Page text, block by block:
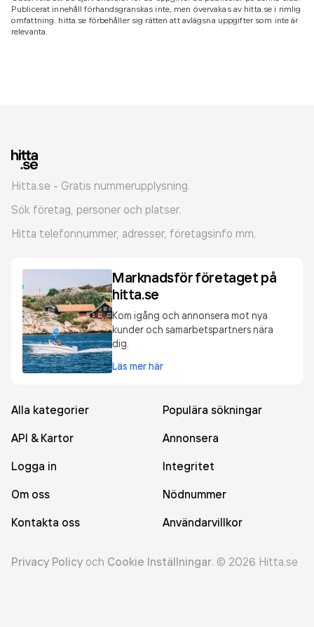
Publicerat innehåll förhandsgranskas inte, men övervakas av hitta.se i rimlig
omfattning. hitta.se förbehåller sig rätten att avlägsna uppgifter som inte är
relevanta.
Hitta.se - Gratis nummerupplysning.
Sök företag, personer och platser.
Hitta telefonnummer, adresser, företagsinfo mm.
Marknadsför företaget på
hitta.se
Kom igång och annonsera mot nya
kunder och samarbetspartners nära
dig.
Läs mer här
Alla kategorier
Populära sökningar
API & Kartor
Annonsera
Logga in
Integritet
Om oss
Nödnummer
Kontakta oss
Användarvillkor
Privacy Policy och Cookie Inställningar. © 2026 Hitta.se